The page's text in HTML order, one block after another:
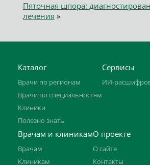
Пяточная шпора:
лечения »
Каталог
Врачи по регионам
Врачи по специальностям
Клиники
Полезно знать
Сервисы
ИИ-
Врачам и клиникам
Врачам
Клиникам
О проекте
О сайте
Контакты